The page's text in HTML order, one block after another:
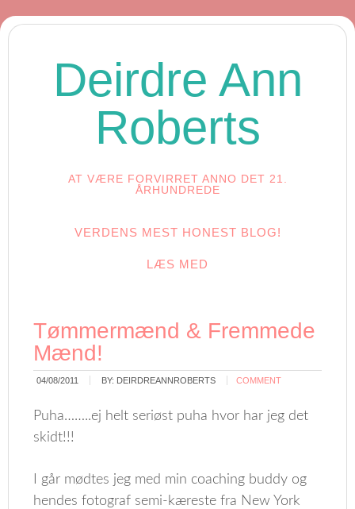
Deirdre Ann
Roberts
AT VÆRE FORVIRRET ANNO DET 21.
ÅRHUNDREDE
VERDENS MEST HONEST BLOG!
LÆS MED
Tømmermænd & Fremmede
Mænd!
04/08/2011 BY: DEIRDREANNROBERTS COMMENT
Puha……..ej helt seriøst puha hvor har jeg det
skidt!!!
I går mødtes jeg med min coaching buddy og
hendes fotograf semi-kæreste fra New York